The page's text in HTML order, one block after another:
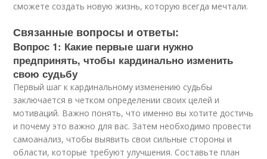
сможете создать новую жизнь, которую всегда мечтали.
Связанные вопросы и ответы:
Вопрос 1: Какие первые шаги нужно
предпринять, чтобы кардинально изменить
свою судьбу
Первый шаг к кардинальному изменению судьбы
заключается в четком определении своих целей и
мотиваций. Важно понять, что именно вы хотите достичь
и почему это важно для вас. Затем необходимо провести
самоанализ, чтобы выявить свои сильные стороны и
области, которые требуют улучшения. Составьте план